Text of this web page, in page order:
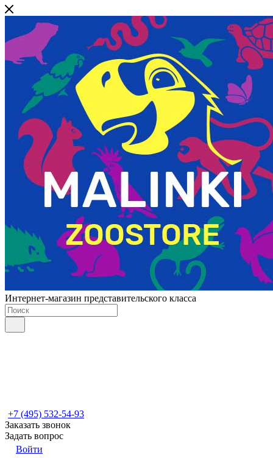
Интернет-магазин представительского класса
+7 (495) 532-54-93
Заказать звонок
Задать вопрос
Войти